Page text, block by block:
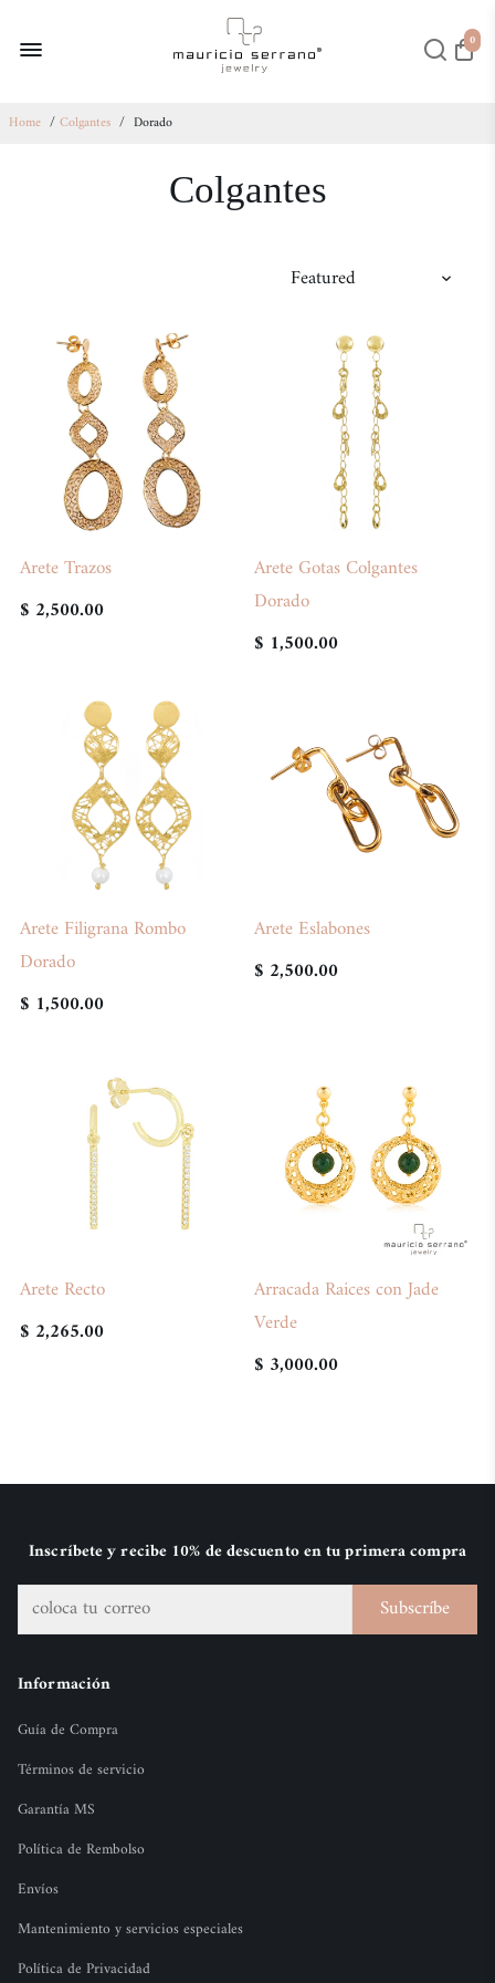
0
Home /Colgantes / Dorado
Colgantes
Arete Trazos
$ 2,500.00
Arete Gotas Colgantes
Dorado
$ 1,500.00
Arete Filigrana Rombo
Dorado
$ 1,500.00
Arete Eslabones
$ 2,500.00
Arete Recto
$ 2,265.00
Arracada Raices con Jade
Verde
$ 3,000.00
Inscríbete y recibe 10% de descuento en tu primera compra
Subscríbe
Información
Guía de Compra
Términos de servicio
Garantía MS
Política de Rembolso
Envíos
Mantenimiento y servicios especiales
Política de Privacidad